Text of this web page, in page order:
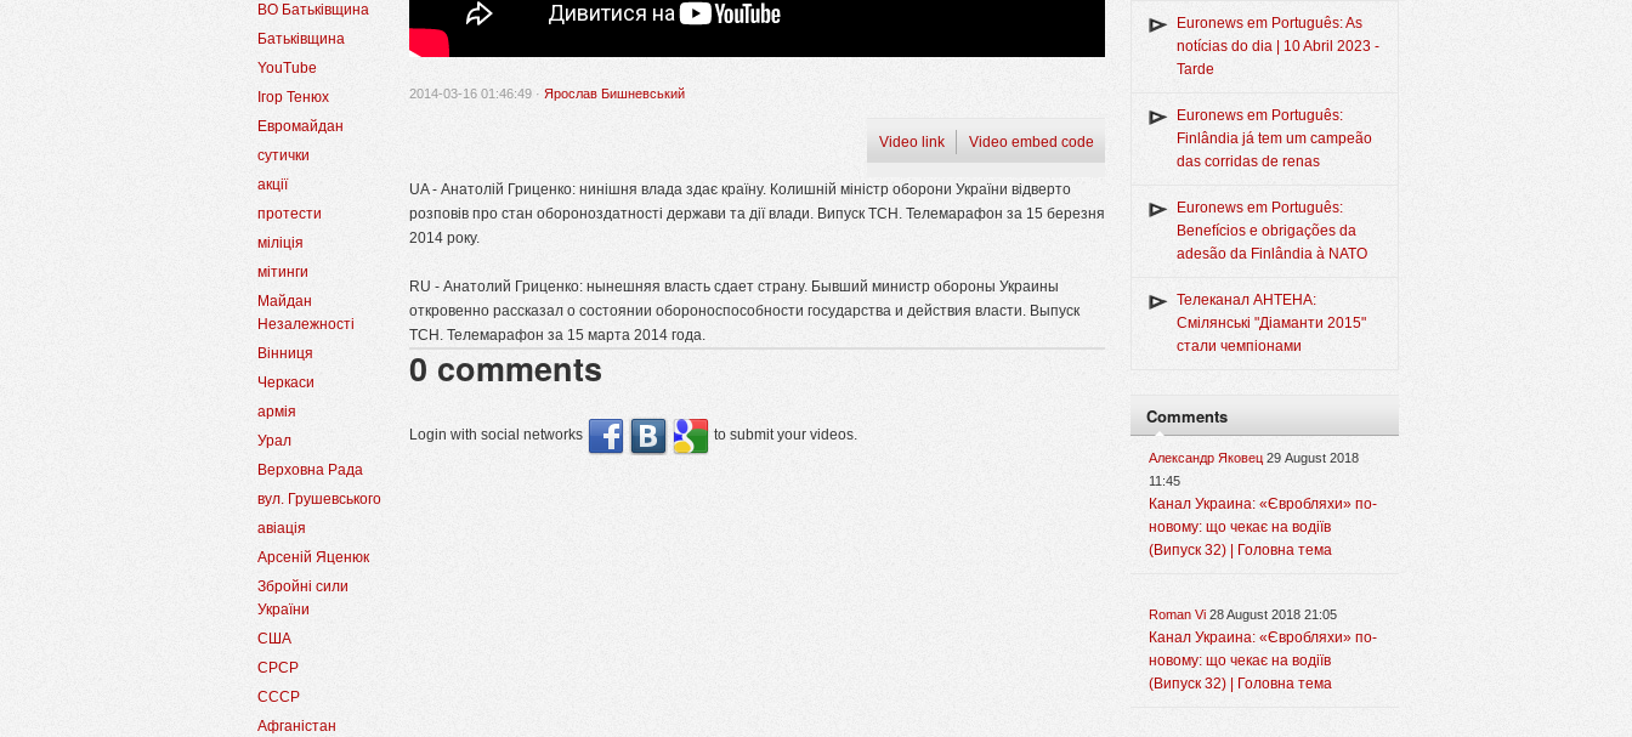
ВО Батьківщина
Батьківщина
YouTube
Ігор Тенюх
Евромайдан
сутички
акції
протести
міліція
мітинги
Майдан
Незалежності
Вінниця
Черкаси
армія
Урал
Верховна Рада
вул. Грушевського
авіація
Арсеній Яценюк
Збройні сили
України
США
СРСР
СССР
Афганістан
2014-03-16 01:46:49 · Ярослав Бишневський
Video link Video embed code
UA - Анатолій Гриценко: нинішня влада здає країну. Колишній міністр оборони України відверто
розповів про стан обороноздатності держави та дії влади. Випуск ТСН. Телемарафон за 15 березня
2014 року.
RU - Анатолий Гриценко: нынешняя власть сдает страну. Бывший министр обороны Украины
откровенно рассказал о состоянии обороноспособности государства и действия власти. Выпуск
ТСН. Телемарафон за 15 марта 2014 года.
0 comments
Login with social networks to submit your videos.
Euronews em Português: As
notícias do dia | 10 Abril 2023 -
Tarde
Euronews em Português:
Finlândia já tem um campeão
das corridas de renas
Euronews em Português:
Benefícios e obrigações da
adesão da Finlândia à NATO
Телеканал АНТЕНА:
Смілянські "Діаманти 2015"
стали чемпіонами
Comments
Александр Яковец 29 August 2018
11:45
Канал Украина: «Євробляхи» по-
новому: що чекає на водіїв
(Випуск 32) | Головна тема
Roman Vi 28 August 2018 21:05
Канал Украина: «Євробляхи» по-
новому: що чекає на водіїв
(Випуск 32) | Головна тема